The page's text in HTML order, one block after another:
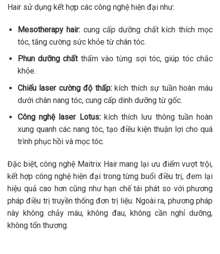
Hair sử dụng kết hợp các công nghệ hiện đại như:
Mesotherapy hair: cung cấp dưỡng chất kích thích mọc
tóc, tăng cường sức khỏe từ chân tóc.
Phun dưỡng chấtthấm vào từng sợi tóc, giúp tóc chắc
khỏe.
Chiếu laser cường độ thấp:kích thích sự tuần hoàn máu
dưới chân nang tóc, cung cấp dinh dưỡng từ gốc.
Công nghệ laser Lotus:kích thích lưu thông tuần hoàn
xung quanh các nang tóc, tạo điều kiện thuận lợi cho quá
trình phục hồi và mọc tóc.
Đặc biệt, công nghệ Maitrix Hair mang lại ưu điểm vượt trội,
kết hợp công nghệ hiện đại trong từng buổi điều trị, đem lại
hiệu quả cao hơn cũng như hạn chế tái phát so với phương
pháp điều trị truyền thống đơn trị liệu. Ngoài ra, phương pháp
này không chảy máu, không đau, không cần nghỉ dưỡng,
không tổn thương.